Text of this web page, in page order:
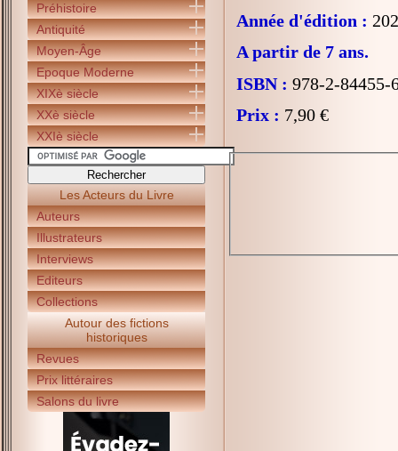
Préhistoire
Antiquité
Moyen-Âge
Epoque Moderne
XIXè siècle
XXè siècle
XXIè siècle
Les Acteurs du Livre
Auteurs
Illustrateurs
Interviews
Editeurs
Collections
Autour des fictions
historiques
Revues
Prix littéraires
Salons du livre
Année d'édition :
A partir de 7 ans.
ISBN : 978-2-84455-
Prix : 7,90 €